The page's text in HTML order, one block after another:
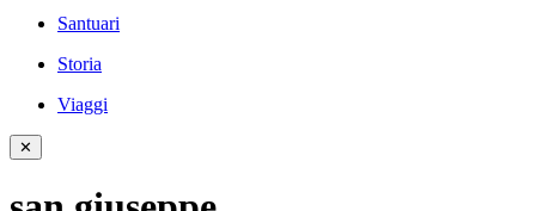
Santuari
Storia
Viaggi
✕